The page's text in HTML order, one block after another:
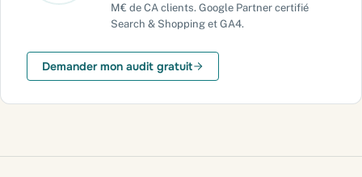
M€ de CA clients. Google Partner certifié
Search & Shopping et GA4.
Demander mon audit gratuit